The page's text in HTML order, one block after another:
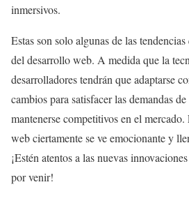
inmersivos.
Estas son solo algunas de las
del desarrollo web. A medida que la
desarrolladores tendrán que adaptarse
cambios para satisfacer las demandas
mantenerse competitivos en el
web ciertamente se ve emocionante y
¡Estén atentos a las nuevas
por venir!